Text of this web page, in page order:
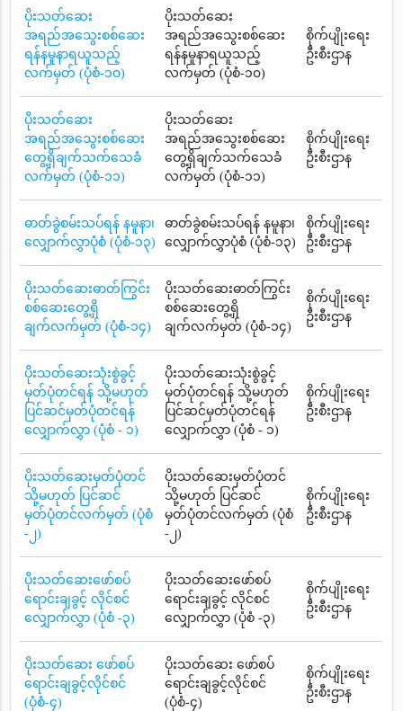
ပိုးသတ်ဆေး
အရည်အသွေးစစ်ဆေး
ရန်နမူနာရယူသည့်
လက်မှတ် (ပုံစံ-၁၀)
ပိုးသတ်ဆေး
အရည်အသွေးစစ်ဆေး
ရန်နမူနာရယူသည့်
လက်မှတ် (ပုံစံ-၁၀)
စိုက်ပျိုးရေး
ဦးစီးဌာန
ပိုးသတ်ဆေး
အရည်အသွေးစစ်ဆေး
တွေ့ရှိချက်သက်သေခံ
လက်မှတ် (ပုံစံ-၁၁)
ပိုးသတ်ဆေး
အရည်အသွေးစစ်ဆေး
တွေ့ရှိချက်သက်သေခံ
လက်မှတ် (ပုံစံ-၁၁)
စိုက်ပျိုးရေး
ဦးစီးဌာန
ဓာတ်ခွဲစမ်းသပ်ရန် နမူနာ၊
လျှောက်လွှာပုံစံ (ပုံစံ-၁၃)
ဓာတ်ခွဲစမ်းသပ်ရန် နမူနာ၊
လျှောက်လွှာပုံစံ (ပုံစံ-၁၃)
စိုက်ပျိုးရေး
ဦးစီးဌာန
ပိုးသတ်ဆေးဓာတ်ကြွင်း
စစ်ဆေးတွေ့ရှိ
ချက်လက်မှတ် (ပုံစံ-၁၄)
ပိုးသတ်ဆေးဓာတ်ကြွင်း
စစ်ဆေးတွေ့ရှိ
ချက်လက်မှတ် (ပုံစံ-၁၄)
စိုက်ပျိုးရေး
ဦးစီးဌာန
ပိုးသတ်ဆေးသုံးစွဲခွင့်
မှတ်ပုံတင်ရန် သို့မဟုတ်
ပြင်ဆင်မှတ်ပုံတင်ရန်
လျှောက်လွှာ (ပုံစံ - ၁)
ပိုးသတ်ဆေးသုံးစွဲခွင့်
မှတ်ပုံတင်ရန် သို့မဟုတ်
ပြင်ဆင်မှတ်ပုံတင်ရန်
လျှောက်လွှာ (ပုံစံ - ၁)
စိုက်ပျိုးရေး
ဦးစီးဌာန
ပိုးသတ်ဆေးမှတ်ပုံတင်
သို့မဟုတ် ပြင်ဆင်
မှတ်ပုံတင်လက်မှတ် (ပုံစံ
-၂)
ပိုးသတ်ဆေးမှတ်ပုံတင်
သို့မဟုတ် ပြင်ဆင်
မှတ်ပုံတင်လက်မှတ် (ပုံစံ
-၂)
စိုက်ပျိုးရေး
ဦးစီးဌာန
ပိုးသတ်ဆေးဖော်စပ်
ရောင်းချခွင့် လိုင်စင်
လျှောက်လွှာ (ပုံစံ -၃)
ပိုးသတ်ဆေးဖော်စပ်
ရောင်းချခွင့် လိုင်စင်
လျှောက်လွှာ (ပုံစံ -၃)
စိုက်ပျိုးရေး
ဦးစီးဌာန
ပိုးသတ်ဆေး ဖော်စပ်
ရောင်းချခွင့်လိုင်စင်
(ပုံစံ-၄)
ပိုးသတ်ဆေး ဖော်စပ်
ရောင်းချခွင့်လိုင်စင်
(ပုံစံ-၄)
စိုက်ပျိုးရေး
ဦးစီးဌာန